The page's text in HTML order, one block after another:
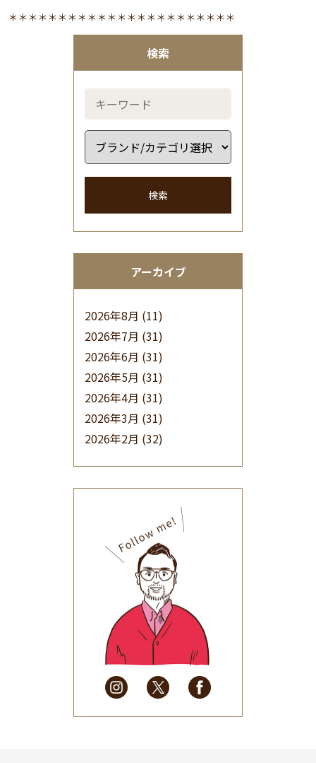
検索
検索
アーカイブ
2026年8月 (11)
2026年7月 (31)
2026年6月 (31)
2026年5月 (31)
2026年4月 (31)
2026年3月 (31)
2026年2月 (32)
(32)
2025年9月(30)
2025年8月(31)
2025年7月(37)
2025年6月(48)
2025年5月
(41)
2025年4月
(32)
2025年3月(31)
2025年2月
(28)
＊＊＊＊＊＊＊＊＊＊＊＊＊＊＊＊＊＊＊＊＊＊＊